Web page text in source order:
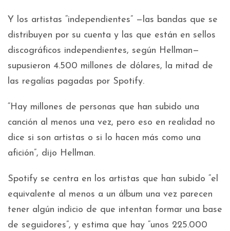
Y los artistas “independientes” —las bandas que se
distribuyen por su cuenta y las que están en sellos
discográficos independientes, según Hellman—
supusieron 4.500 millones de dólares, la mitad de
las regalías pagadas por Spotify.
“Hay millones de personas que han subido una
canción al menos una vez, pero eso en realidad no
dice si son artistas o si lo hacen más como una
afición”, dijo Hellman.
Spotify se centra en los artistas que han subido “el
equivalente al menos a un álbum una vez parecen
tener algún indicio de que intentan formar una base
de seguidores”, y estima que hay “unos 225.000